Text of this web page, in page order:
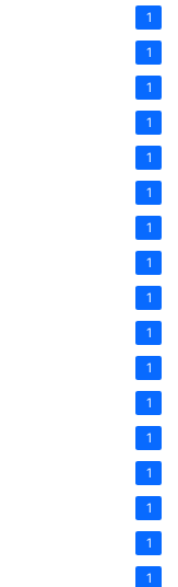
1
1
1
1
1
1
1
1
1
1
1
1
1
1
1
1
1